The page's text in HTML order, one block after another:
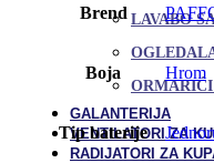
LAVABO
GALANTERIJA
VENTILATORI ZA
RADIJATORI ZA
Brend
Boja Hrom
Tip baterije